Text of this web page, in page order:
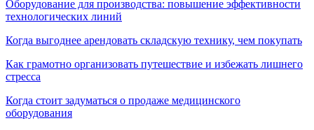
Оборудование для производства: повышение эффективности
технологических линий
Когда выгоднее арендовать складскую технику, чем покупать
Как грамотно организовать путешествие и избежать лишнего
стресса
Когда стоит задуматься о продаже медицинского
оборудования